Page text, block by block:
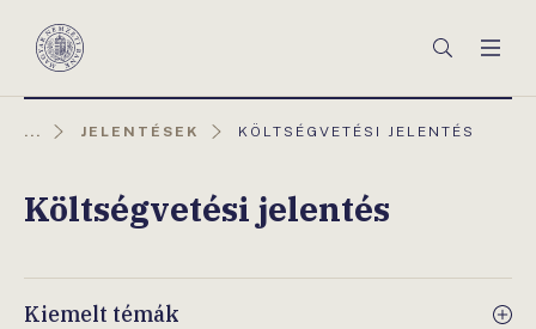
Magyar
Keresés
... JELENTÉSEK
AKTUÁLIS
KÖLTSÉGVETÉSI JELENTÉS
Költségvetési jelentés
Kiemelt témák